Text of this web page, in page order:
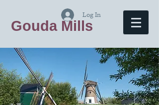
Gouda Mills
Log In